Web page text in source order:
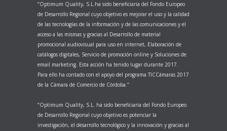
‘’Optimum Quality, S.L.ha sido beneficiaria del Fondo Europeo
de Desarrollo Regional cuyo objetivo es mejorar el uso y la calidad
de las tecnologías de la información y de las comunicaciones y el
acceso a las mismas y gracias al Desarrollo de material
promocional audiovisual para uso en internet, Elaboración de
catálogos digitales, Servicio de promoción online y Soluciones de
email marketing. Esta acción ha tenido lugar durante 2017.
Para ello ha contado con el apoyo del programa TICCámaras 2017
de la Cámara de Comercio de Córdoba.’’
‘’Optimum Quality, S.L. ha sido beneficiaria del Fondo Europeo
de Desarrollo Regional cuyo objetivo es potenciar la
investigación, el desarrollo tecnológico y la innovación y gracias al